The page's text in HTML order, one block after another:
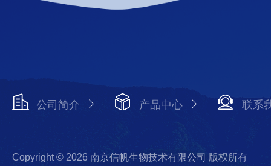
公司简介 产品中心 联系
Copyright © 2026 南京信帆生物技术有限公司 版权所有